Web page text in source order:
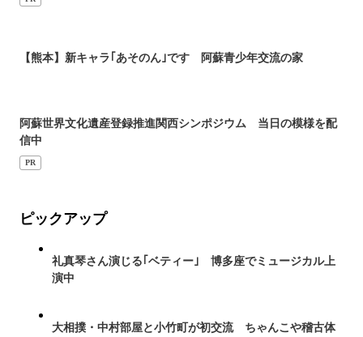
【熊本】新キャラ｢あそのん｣です 阿蘇青少年交流の家
阿蘇世界文化遺産登録推進関西シンポジウム 当日の模様を配
信中
PR
ピックアップ
礼真琴さん演じる｢ベティー｣ 博多座でミュージカル上
演中
大相撲・中村部屋と小竹町が初交流 ちゃんこや稽古体